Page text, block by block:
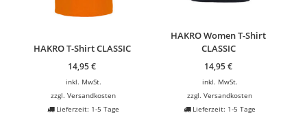
HAKRO T-Shirt CLASSIC
14,95€
inkl. MwSt.
zzgl.Versandkosten
Lieferzeit: 1-5 Tage
HAKRO Women T-Shirt
CLASSIC
14,95€
inkl. MwSt.
zzgl.Versandkosten
Lieferzeit: 1-5 Tage